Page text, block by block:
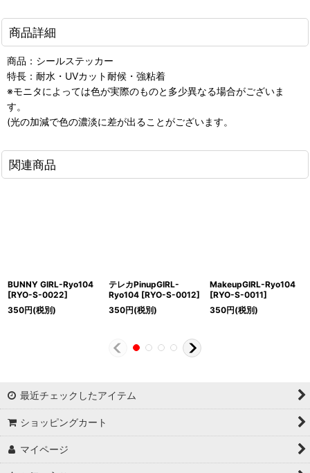
商品詳細
商品：シールステッカー
特長：耐水・UVカット耐候・強粘着
※モニタによっては色が実際のものと多少異なる場合がございま
す。
(光の加減で色の濃淡に差が出ることがございます。
関連商品
BUNNY GIRL-Ryo104
[RYO-S-0022]
350円(税別)
テレカPinupGIRL-
Ryo104 [RYO-S-0012]
350円(税別)
MakeupGIRL-Ryo104
[RYO-S-0011]
350円(税別)
最近チェックしたアイテム
ショッピングカート
マイページ